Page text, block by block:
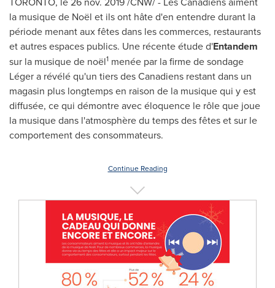
la musique de Noël et ils ont hâte d'en entendre durant la
période menant aux fêtes dans les commerces, restaurants
et autres espaces publics. Une récente étude d'Entandem
sur la musique de noël1 menée par la firme de sondage
Léger a révélé qu'un tiers des Canadiens restant dans un
magasin plus longtemps en raison de la musique qui y est
diffusée, ce qui démontre avec éloquence le rôle que joue
la musique dans l'atmosphère du temps des fêtes et sur le
comportement des consommateurs.
Continue Reading